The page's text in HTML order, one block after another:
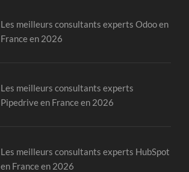
Les meilleurs consultants experts Odoo en
France en 2026
Les meilleurs consultants experts
Pipedrive en France en 2026
Les meilleurs consultants experts HubSpot
en France en 2026